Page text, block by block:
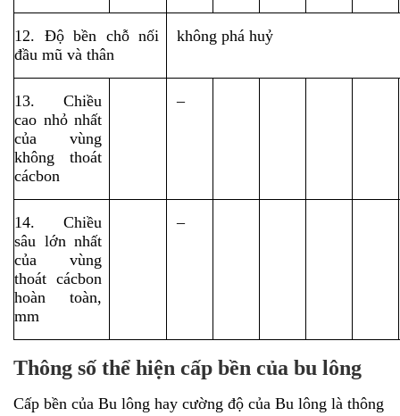
12. Độ bền chỗ nối
đầu mũ và thân
không phá huỷ
13. Chiều
cao nhỏ nhất
của vùng
không thoát
cácbon
–
14. Chiều
sâu lớn nhất
của vùng
thoát cácbon
hoàn toàn,
mm
–
Thông số thể hiện cấp bền của bu lông
Cấp bền của Bu lông hay cường độ của Bu lông là thông